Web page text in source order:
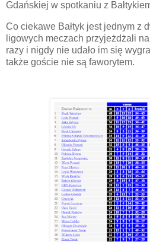
Gdańskiej w spotkaniu z
Co ciekawe Bałtyk jest jednym z
ligowych meczach przyjeżdżali
razy i nigdy nie udało im się
także goście nie są faworytem.